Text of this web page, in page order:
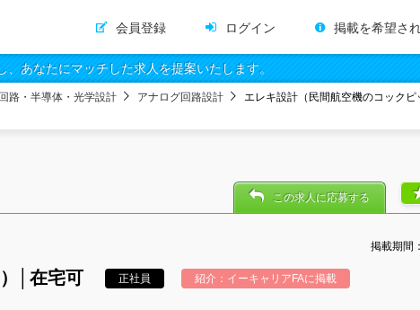
会員登録 ログイン 掲載を希望さ
あなたにマッチした求人を提案いたします。
路・半導体・光学設計 アナログ回路設計
エレキ設計（民間航空機のコックピ
掲載期間
│在宅可 正社員 紹介：イーキャリアFAに掲載
この求人に応募する